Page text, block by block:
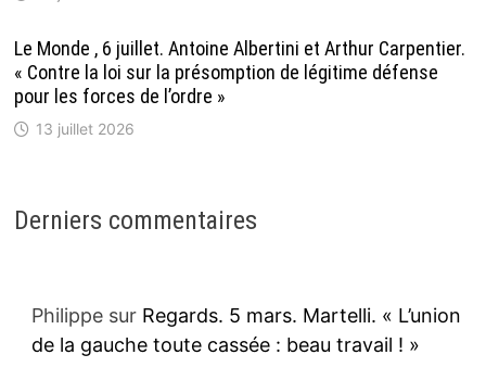
Le Monde , 6 juillet. Antoine Albertini et Arthur Carpentier.
« Contre la loi sur la présomption de légitime défense
pour les forces de l’ordre »
13 juillet 2026
Derniers commentaires
Philippesur Regards. 5 mars. Martelli. « L’union
de la gauche toute cassée : beau travail ! »